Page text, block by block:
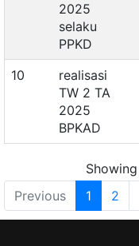
2025
selaku
PPKD
10
realisasi
TW 2 TA
2025
BPKAD
Previous
1 2